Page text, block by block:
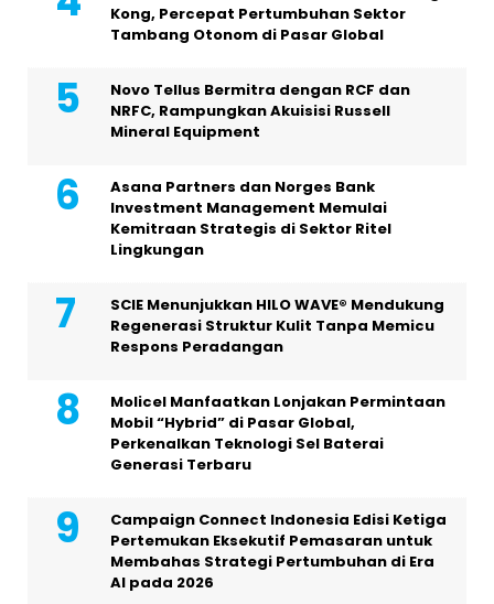
Kong, Percepat Pertumbuhan Sektor
Tambang Otonom di Pasar Global
Novo Tellus Bermitra dengan RCF dan
NRFC, Rampungkan Akuisisi Russell
Mineral Equipment
Asana Partners dan Norges Bank
Investment Management Memulai
Kemitraan Strategis di Sektor Ritel
Lingkungan
SCIE Menunjukkan HILO WAVE® Mendukung
Regenerasi Struktur Kulit Tanpa Memicu
Respons Peradangan
Molicel Manfaatkan Lonjakan Permintaan
Mobil “Hybrid” di Pasar Global,
Perkenalkan Teknologi Sel Baterai
Generasi Terbaru
Campaign Connect Indonesia Edisi Ketiga
Pertemukan Eksekutif Pemasaran untuk
Membahas Strategi Pertumbuhan di Era
AI pada 2026